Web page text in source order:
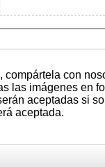
con
las imágenes en
aceptadas si
aceptada.